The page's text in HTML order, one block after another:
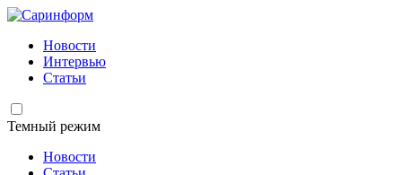
Новости
Интервью
Статьи
Темный режим
Новости